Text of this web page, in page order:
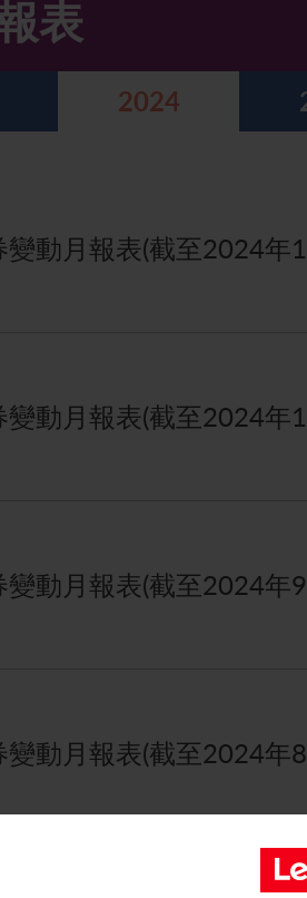
表
2024
變動月報表(截至2024年
變動月報表(截至2024年
變動月報表(截至2024年
變動月報表(截至2024年